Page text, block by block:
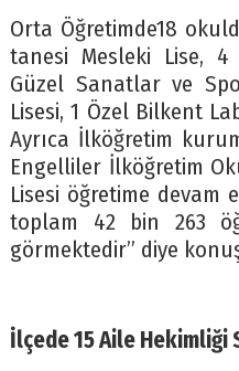
Orta Öğretimde18
tanesi Mesleki Lise,
Güzel Sanatlar ve
Lisesi, 1 Özel Bilkent
Ayrıca İlköğretim
Engelliler İlköğretim
Lisesi öğretime devam
toplam 42 bin 263
görmektedir” diye
İlçede 15 Aile Hekimliği